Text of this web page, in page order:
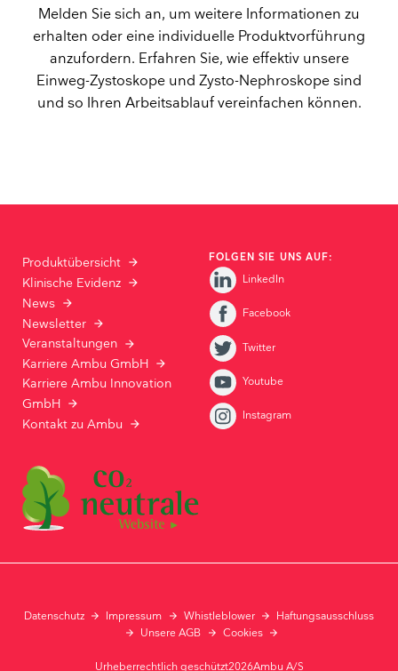
Melden Sie sich an, um weitere Informationen zu
erhalten oder eine individuelle Produktvorführung
anzufordern. Erfahren Sie, wie effektiv unsere
Einweg-Zystoskope und Zysto-Nephroskope sind
und so Ihren Arbeitsablauf vereinfachen können.
Produktübersicht
Klinische Evidenz
News
Newsletter
Veranstaltungen
Karriere Ambu GmbH
Karriere Ambu Innovation
GmbH
Kontakt zu Ambu
FOLGEN SIE UNS AUF:
LinkedIn
Facebook
Twitter
Youtube
Instagram
Datenschutz Impressum Whistleblower
Haftungsausschluss
Unsere AGB
Cookies
Urheberrechtlich geschützt2026Ambu A/S